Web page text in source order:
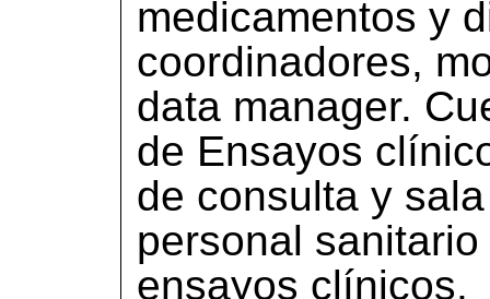
medicamentos y
coordinadores,
data manager.
de Ensayos
de consulta y
personal
ensayos clínicos.